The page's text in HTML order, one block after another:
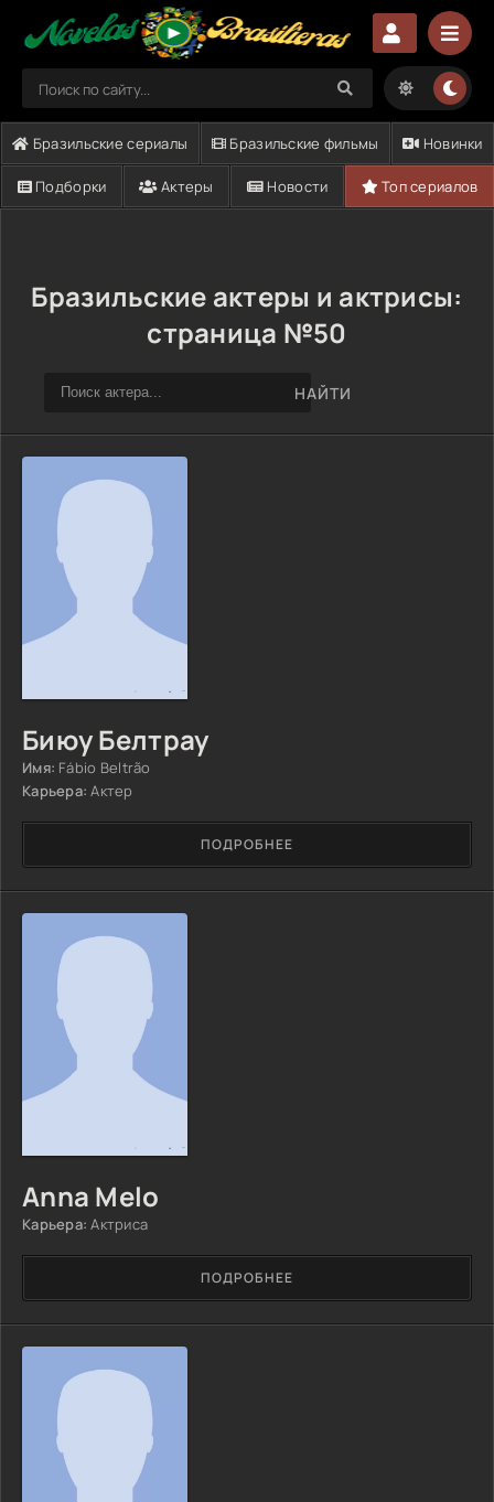
Бразильские сериалы Бразильские фильмы Новинки
Подборки Актеры Новости Топ сериалов
Бразильские актеры и актрисы:
страница №50
НАЙТИ
Биюу Белтрау
Имя: Fábio Beltrão
Карьера: Актер
ПОДРОБНЕЕ
Anna Melo
Карьера: Актриса
ПОДРОБНЕЕ